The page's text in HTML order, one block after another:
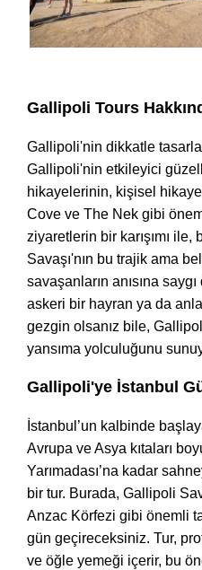
Gallipoli Tours
Gallipoli'nin dikkatle
Gallipoli'nin etkileyici
hikayelerinin, kişisel
Cove ve The Nek gibi
ziyaretlerin bir karışımı
Savaşı'nın bu trajik ama
savaşanların anısına
askeri bir hayran ya da
gezgin olsanız bile,
yansıma yolculuğunu
Gallipoli'ye İstanbul
İstanbul’un kalbinde
Avrupa ve Asya kıtaları
Yarımadası’na kadar
bir tur. Burada, Gallipoli
Anzac Körfezi gibi önemli
gün geçireceksiniz. Tur,
ve öğle yemeği içerir, bu